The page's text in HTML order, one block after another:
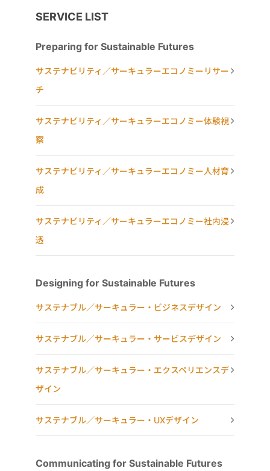
SERVICE LIST
Preparing for Sustainable Futures
サステナビリティ／サーキュラーエコノミーリサー
チ
サステナビリティ／サーキュラーエコノミー体験視
察
サステナビリティ／サーキュラーエコノミー人材育
成
サステナビリティ／サーキュラーエコノミー社内浸
透
Designing for Sustainable Futures
サステナブル／サーキュラー・ビジネスデザイン
サステナブル／サーキュラー・サービスデザイン
サステナブル／サーキュラー・エクスペリエンスデ
ザイン
サステナブル／サーキュラー・UXデザイン
Communicating for Sustainable Futures